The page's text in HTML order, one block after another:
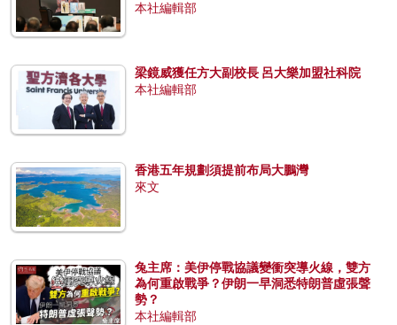
本社編輯部
梁鏡威獲任方大副校長 呂大樂加盟社科院
本社編輯部
香港五年規劃須提前布局大鵬灣
來文
兔主席：美伊停戰協議變衝突導火線，雙方
為何重啟戰爭？伊朗一早洞悉特朗普虛張聲
勢？
本社編輯部